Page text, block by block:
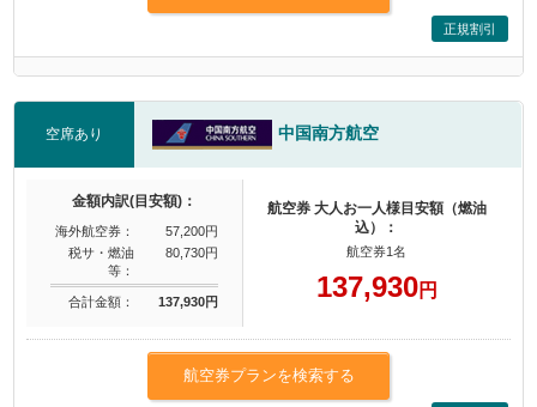
正規割引
空席あり 中国南方航空
金額内訳(目安額)：
海外航空券：
57,200円
税サ・燃油
等：
80,730円
合計金額： 137,930円
航空券 大人お一人様目安額（燃油
込）：
航空券1名
137,930円
航空券プランを検索する